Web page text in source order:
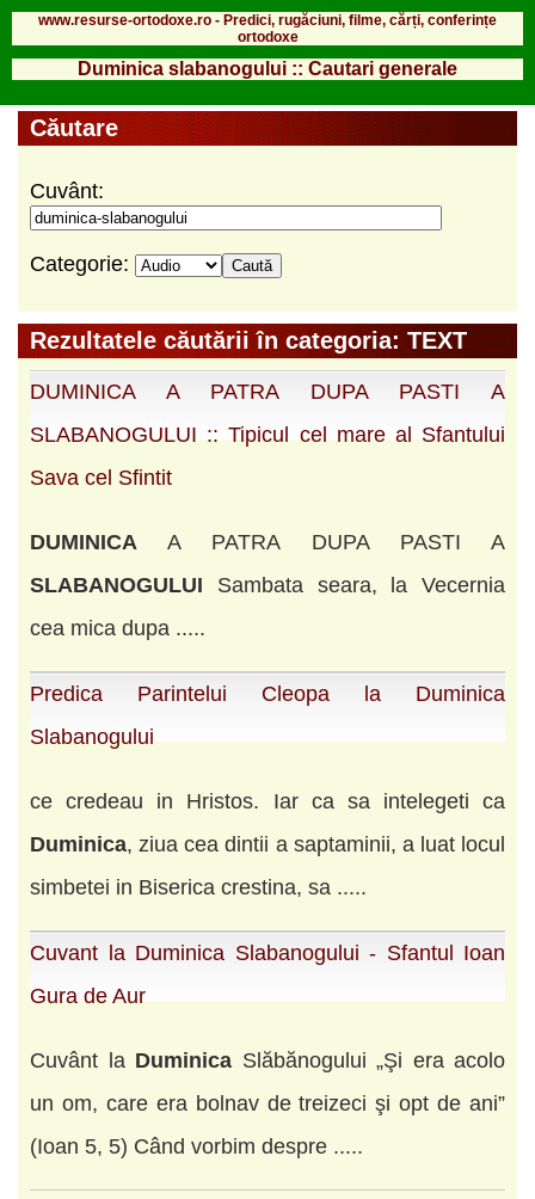
www.resurse-ortodoxe.ro - Predici, rugăciuni, filme, cărți, conferințe
ortodoxe
Duminica slabanogului :: Cautari generale
Căutare
Cuvânt:
Categorie:
Rezultatele căutării în categoria: TEXT
DUMINICA A PATRA DUPA PASTI A
SLABANOGULUI :: Tipicul cel mare al Sfantului
Sava cel Sfintit
DUMINICA A PATRA DUPA PASTI A
SLABANOGULUI Sambata seara, la Vecernia
cea mica dupa .....
Predica Parintelui Cleopa la Duminica
Slabanogului
ce credeau in Hristos. Iar ca sa intelegeti ca
Duminica, ziua cea dintii a saptaminii, a luat locul
simbetei in Biserica crestina, sa .....
Cuvant la Duminica Slabanogului - Sfantul Ioan
Gura de Aur
Cuvânt la Duminica Slăbănogului „Şi era acolo
un om, care era bolnav de treizeci şi opt de ani”
(Ioan 5, 5) Când vorbim despre .....